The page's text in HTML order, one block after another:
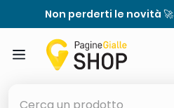
Non perderti le novità 🚀